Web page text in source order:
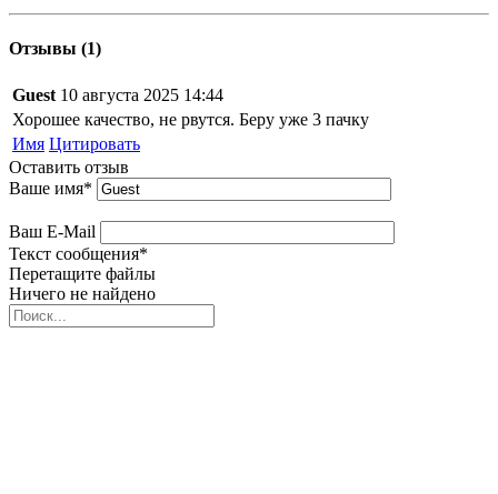
Отзывы (1)
Guest 10 августа 2025 14:44
Хорошее качество, не рвутся. Беру уже 3 пачку
Имя Цитировать
Оставить отзыв
Ваше имя*
Ваш E-Mail
Текст сообщения*
Перетащите файлы
Ничего не найдено